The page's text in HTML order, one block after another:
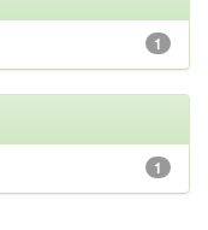
1
1